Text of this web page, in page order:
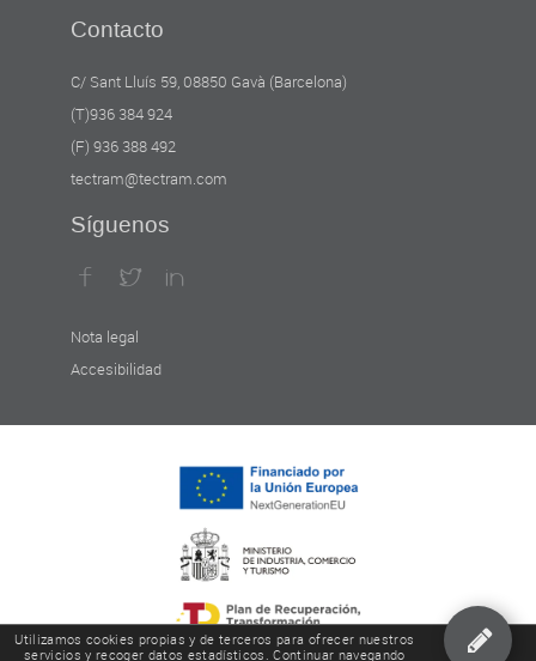
Utilizamos cookies propias y de terceros para ofrecer nuestros
servicios y recoger datos estadísticos. Continuar navegando
Contacto
C/ Sant Lluís 59, 08850 Gavà (Barcelona)
(T)936 384 924
(F) 936 388 492
tectram@tectram.com
Síguenos
Nota legal
Accesibilidad